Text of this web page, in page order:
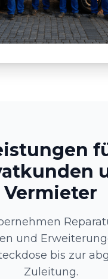
Vermieter
und
bis zur
Zuleitung.